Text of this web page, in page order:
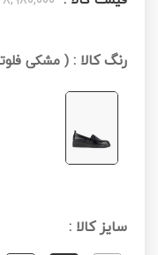
رنگ کالا :(مشکی
سایز کالا :